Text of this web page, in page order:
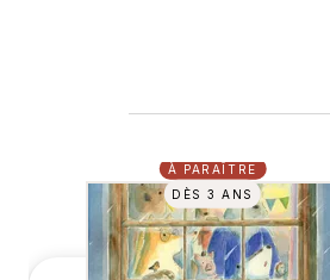
À PARAÎTRE
DÈS 3 ANS